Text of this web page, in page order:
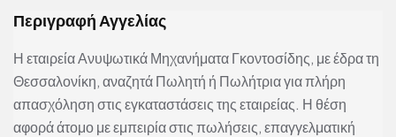
Περιγραφή Αγγελίας
Η εταιρεία Ανυψωτικά Μηχανήματα Γκοντοσίδης, με έδρα τη
Θεσσαλονίκη, αναζητά Πωλητή ή Πωλήτρια για πλήρη
απασχόληση στις εγκαταστάσεις της εταιρείας. Η θέση
αφορά άτομο με εμπειρία στις πωλήσεις, επαγγελματική